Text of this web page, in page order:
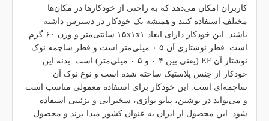
کاربران امکان می‌دهد که به راحتی از خودکارها در مکان‌ها
مختلف استفاده کنند و همیشه یک خودکار در دسترس داشته
باشند. این خودکار دارای ابعاد ۱۵x۱x۱ سانتی‌متر و وزن ۶۰ گرم
است. قطر نوشتاری آن ۰.۵ میلی‌متر است و قطر ساچمه نوک
نوشتار آن EF (یعنی بین ۰.۴ و ۰.۵ میلی‌متر) است. بدنه این
خودکار از جنس پلاستیک ساخته شده است و نوع نوک آن
ساچمه‌ای است. این خودکار برای استفاده معمولی مناسب است
و می‌تواند در نوشتن، پیانو نوازی، سخنرانی و تزئینی استفاده
شود. این محصول از ایران به عنوان کشور مبدا برند و محصول